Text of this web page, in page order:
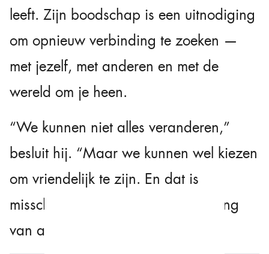
leeft. Zijn boodschap is een uitnodiging
om opnieuw verbinding te zoeken —
met jezelf, met anderen en met de
wereld om je heen.
“We kunnen niet alles veranderen,”
besluit hij. “Maar we kunnen wel kiezen
om vriendelijk te zijn. En dat is
misschien de krachtigste verandering
van allemaal.”